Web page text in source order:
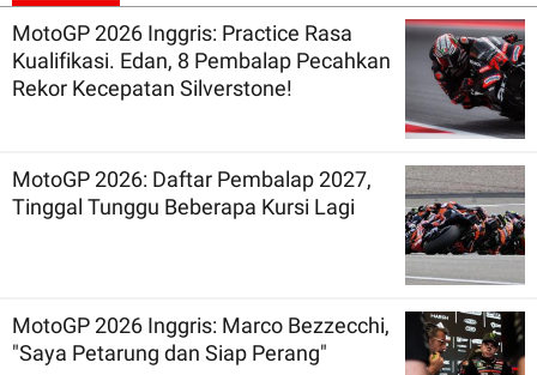
MotoGP 2026 Inggris: Practice Rasa
Kualifikasi. Edan, 8 Pembalap Pecahkan
Rekor Kecepatan Silverstone!
MotoGP 2026: Daftar Pembalap 2027,
Tinggal Tunggu Beberapa Kursi Lagi
MotoGP 2026 Inggris: Marco Bezzecchi,
"Saya Petarung dan Siap Perang"